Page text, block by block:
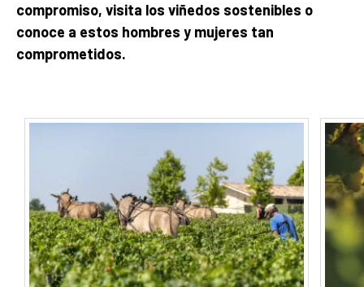
compromiso, visita los viñedos sostenibles o
conoce a estos hombres y mujeres tan
comprometidos.